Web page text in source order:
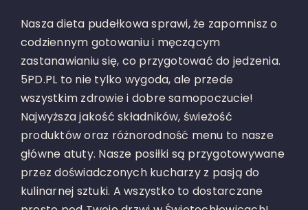
Nasza dieta pudełkowa sprawi, że zapomnisz o
codziennym gotowaniu i męczącym
zastanawianiu się, co przygotować do jedzenia.
5PD.PL to nie tylko wygoda, ale przede
wszystkim zdrowie i dobre samopoczucie!
Najwyższa jakość składników, świeżość
produktów oraz różnorodność menu to nasze
główne atuty. Nasze posiłki są przygotowywane
przez doświadczonych kucharzy z pasją do
kulinarnej sztuki. A wszystko to dostarczane